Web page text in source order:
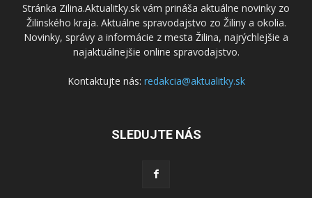
Stránka Zilina.Aktualitky.sk vám prináša aktuálne novinky zo
Žilinského kraja. Aktuálne spravodajstvo zo Žiliny a okolia.
Novinky, správy a informácie z mesta Žilina, najrýchlejšie a
najaktuálnejšie online spravodajstvo.
Kontaktujte nás: redakcia@aktualitky.sk
SLEDUJTE NÁS